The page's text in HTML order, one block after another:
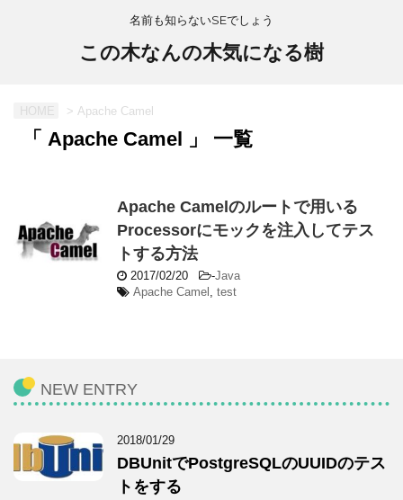
名前も知らないSEでしょう
この木なんの木気になる樹
HOME > Apache Camel
「 Apache Camel 」 一覧
Apache Camelのルートで用いる
Processorにモックを注入してテス
トする方法
2017/02/20 -Java
Apache Camel , test
NEW ENTRY
2018/01/29
DBUnitでPostgreSQLのUUIDのテス
トをする